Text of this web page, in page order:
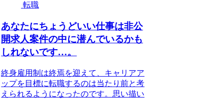
転職
あなたにちょうどいい仕事は非公
開求人案件の中に潜んでいるかも
しれないです…。
終身雇用制は終焉を迎えて、キャリアア
ップを目標に転職するのは当たり前と考
えられるようになったのです。思い描い